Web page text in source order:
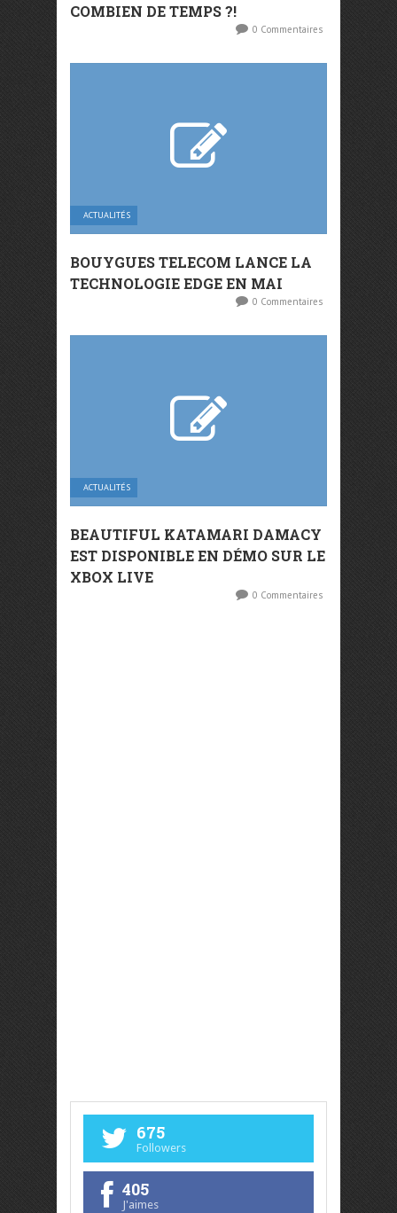
COMBIEN DE TEMPS ?!
0 Commentaires
ACTUALITÉS
BOUYGUES TELECOM LANCE LA
TECHNOLOGIE EDGE EN MAI
0 Commentaires
ACTUALITÉS
BEAUTIFUL KATAMARI DAMACY
EST DISPONIBLE EN DÉMO SUR LE
XBOX LIVE
0 Commentaires
675
Followers
405
J'aimes